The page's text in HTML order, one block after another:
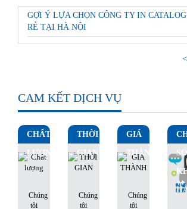
GỢI Ý LỰA CHỌN CÔNG TY IN
RẺ TẠI HÀ NỘI
CAM KẾT DỊCH VỤ
CHẤT
LƯỢNG
Chúng
tôi
THỜI
GIAN
Chúng
tôi
GIÁ
THÀNH
Chúng
tôi